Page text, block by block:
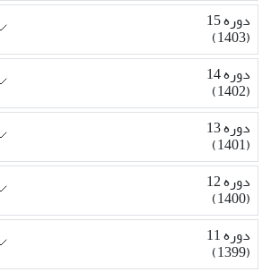
دوره 15
(1403)
دوره 14
(1402)
دوره 13
(1401)
دوره 12
(1400)
دوره 11
(1399)